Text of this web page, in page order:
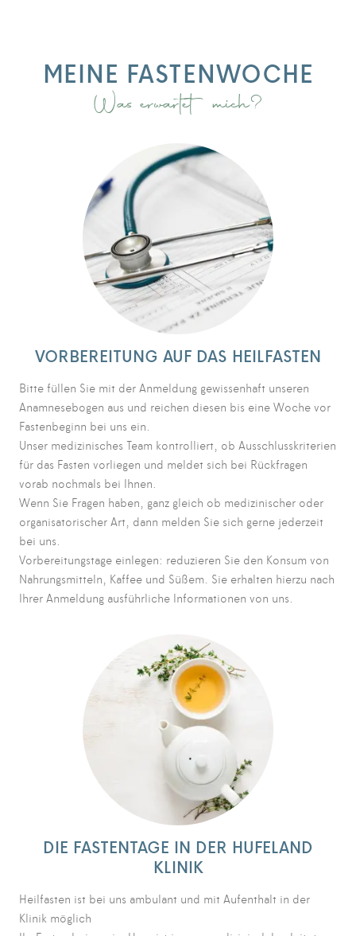
MEINE FASTENWOCHE
Was erwartet mich?
VORBEREITUNG AUF DAS HEILFASTEN
Bitte füllen Sie mit der Anmeldung gewissenhaft unseren
Anamnesebogen aus und reichen diesen bis eine Woche vor
Fastenbeginn bei uns ein.
Unser medizinisches Team kontrolliert, ob Ausschlusskriterien
für das Fasten vorliegen und meldet sich bei Rückfragen
vorab nochmals bei Ihnen.
Wenn Sie Fragen haben, ganz gleich ob medizinischer oder
organisatorischer Art, dann melden Sie sich gerne jederzeit
bei uns.
Vorbereitungstage einlegen: reduzieren Sie den Konsum von
Nahrungsmitteln, Kaffee und Süßem. Sie erhalten hierzu nach
Ihrer Anmeldung ausführliche Informationen von uns.
DIE FASTENTAGE IN DER HUFELAND
KLINIK
Heilfasten ist bei uns ambulant und mit Aufenthalt in der
Klinik möglich